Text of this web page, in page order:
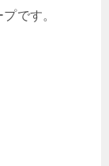
です。